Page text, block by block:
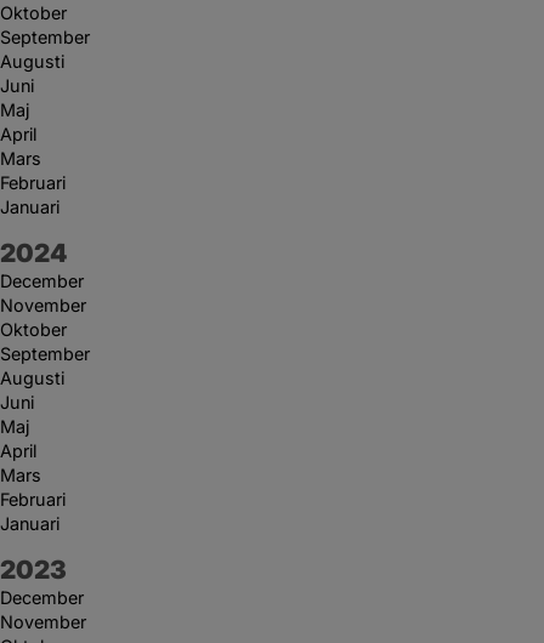
Oktober
September
Augusti
Juni
Maj
April
Mars
Februari
Januari
År:
2024
December
November
Oktober
September
Augusti
Juni
Maj
April
Mars
Februari
Januari
År:
2023
December
November